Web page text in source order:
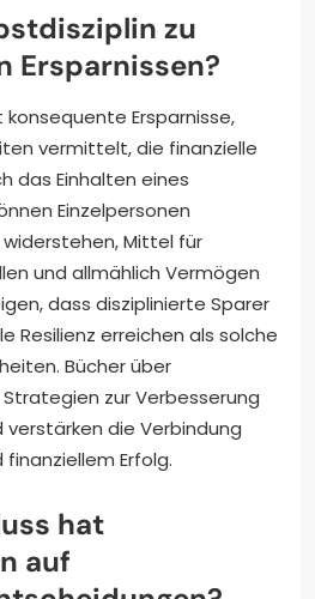
zu
Ersparnissen?
Ersparnisse,
vermittelt, die finanzielle
das Einhalten eines
Einzelpersonen
Mittel für
und allmählich Vermögen
dass disziplinierte Sparer
Resilienz erreichen als solche
Bücher über
zur Verbesserung
verstärken die Verbindung
finanziellem Erfolg.
hat
auf